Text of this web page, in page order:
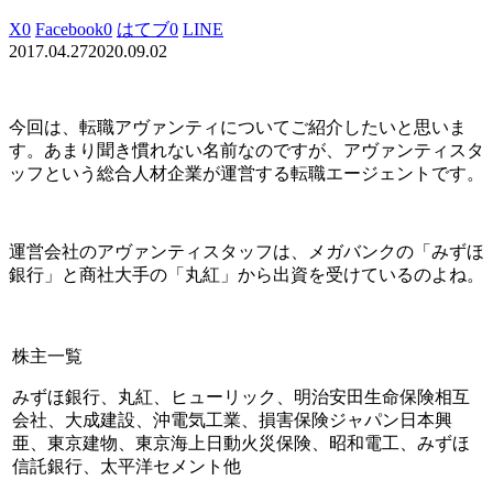
X0 Facebook0 はてブ0 LINE
2017.04.272020.09.02
今回は、転職アヴァンティについてご紹介したいと思いま
す。あまり聞き慣れない名前なのですが、 アヴァンティスタ
ッフ という総合人材企業が運営する転職エージェントです。
運営会社のアヴァンティスタッフは、
メガバンクの「みずほ
銀行」と商社大手の「丸紅」から出資を受けているのよね。
株主一覧
みずほ銀行、丸紅、ヒューリック、明治安田生命保険相互
会社、大成建設、沖電気工業、損害保険ジャパン日本興
亜、東京建物、東京海上日動火災保険、昭和電工、みずほ
信託銀行、太平洋セメント他